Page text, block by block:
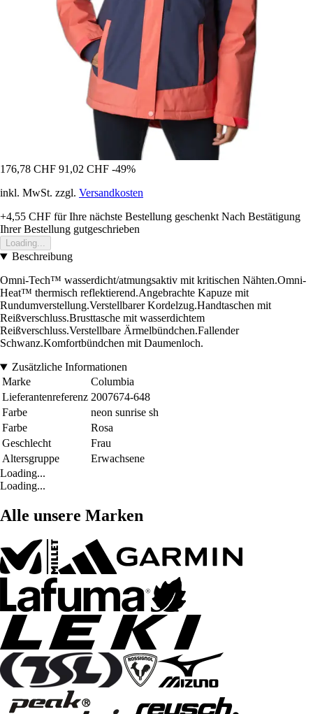
176,78 CHF 91,02 CHF -49%
inkl. MwSt. zzgl. Versandkosten
+4,55 CHF für Ihre nächste Bestellung geschenkt Nach Bestätigung
Ihrer Bestellung gutgeschrieben
Loading...
Beschreibung
Omni-Tech™ wasserdicht/atmungsaktiv mit kritischen Nähten.Omni-
Heat™ thermisch reflektierend.Angebrachte Kapuze mit
Rundumverstellung.Verstellbarer Kordelzug.Handtaschen mit
Reißverschluss.Brusttasche mit wasserdichtem
Reißverschluss.Verstellbare Ärmelbündchen.Fallender
Schwanz.Komfortbündchen mit Daumenloch.
Zusätzliche Informationen
Marke
Columbia
Lieferantenreferenz 2007674-648
Farbe
neon sunrise sh
Farbe
Rosa
Geschlecht
Frau
Altersgruppe
Erwachsene
Loading...
Loading...
Alle unsere Marken